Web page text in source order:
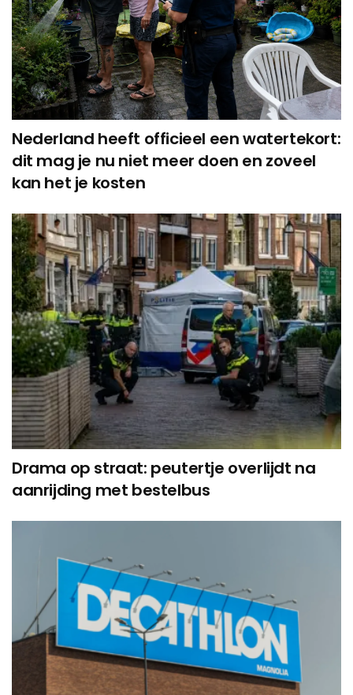
Nederland heeft officieel een watertekort:
dit mag je nu niet meer doen en zoveel
kan het je kosten
Drama op straat: peutertje overlijdt na
aanrijding met bestelbus